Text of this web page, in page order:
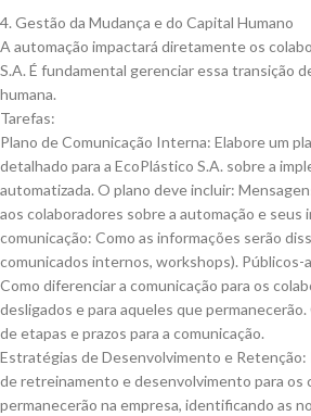
4. Gestão da Mudança e do Capital Humano
A automação impactará diretamente os
S.A. É fundamental gerenciar essa transição
humana.
Tarefas:
Plano de Comunicação Interna: Elabore um
detalhado para a EcoPlástico S.A. sobre a
automatizada. O plano deve incluir:
aos colaboradores sobre a automação e seus
comunicação: Como as informações serão
comunicados internos, workshops). Públicos-
Como diferenciar a comunicação para os
desligados e para aqueles que
de etapas e prazos para a comunicação.
Estratégias de Desenvolvimento e Retenção:
de retreinamento e desenvolvimento para os
permanecerão na empresa, identificando as